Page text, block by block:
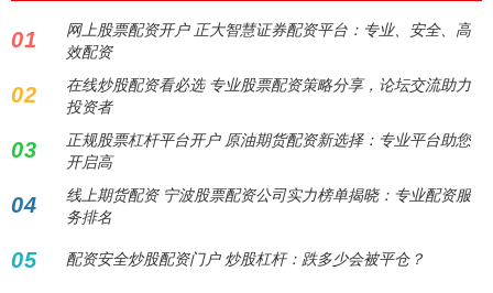
01
网上股票配资开户 正大智慧证券配资平台：专业、安全、高
效配资
02
在线炒股配资看必选 专业股票配资策略分享，论坛交流助力
投资者
03
正规股票杠杆平台开户 原油期货配资新选择：专业平台助您
开启高
04
线上期货配资 宁波股票配资公司实力榜单揭晓：专业配资服
务排名
05 配资安全炒股配资门户 炒股杠杆：跌多少会被平仓？